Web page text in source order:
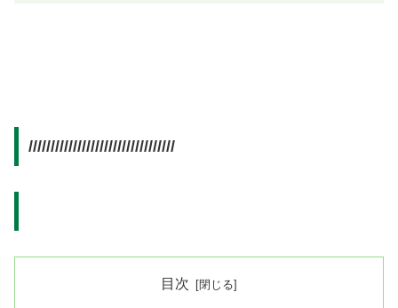
/////////////////////////////////
目次